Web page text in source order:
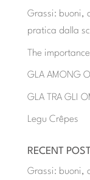
Grassi: buoni,
pratica dalla
The
GLA AMONG
GLA TRA GLI
Legu Crêpes
RECENT POST
Grassi: buoni,